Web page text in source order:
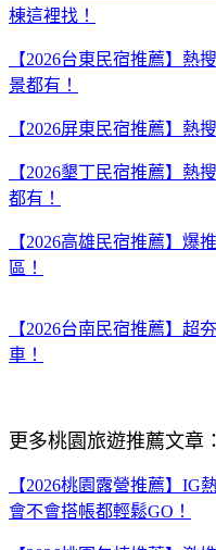
棟這裡找！
【2026台東民宿推薦】熱
景都有！
【2026屏東民宿推薦】熱
【2026墾丁民宿推薦】熱
都有！
【2026高雄民宿推薦】爆
區！
【2026台南民宿推薦】超
車！
更多桃園旅遊推薦文章：
【2026桃園露營推薦】IG
會不會搭帳都輕鬆GO！